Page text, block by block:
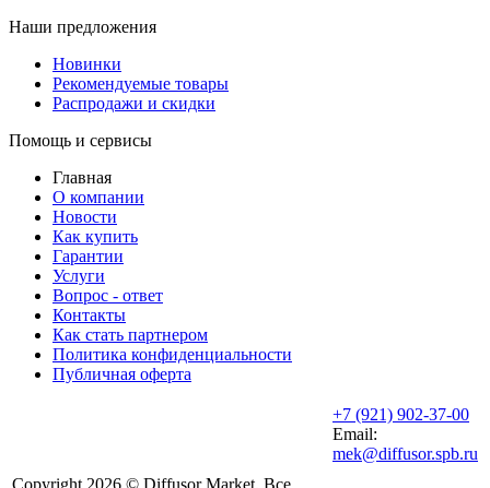
Наши предложения
Новинки
Рекомендуемые товары
Распродажи и скидки
Помощь и сервисы
Главная
О компании
Новости
Как купить
Гарантии
Услуги
Вопрос - ответ
Контакты
Как стать партнером
Политика конфиденциальности
Публичная оферта
Copyright 2026 © Diffusor Market. Все
+7 (921) 902-37-00
Email:
mek@diffusor.spb.ru